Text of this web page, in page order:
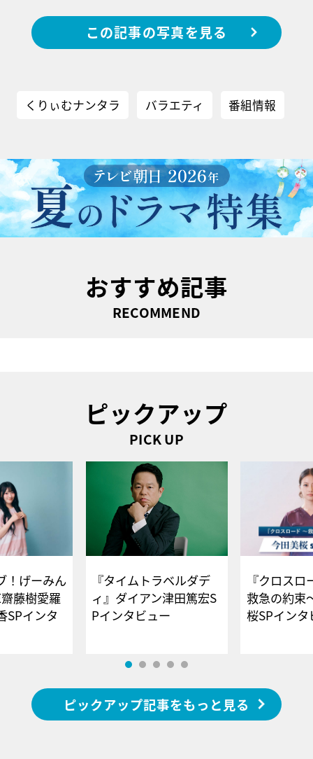
この記事の写真を見る
くりぃむナンタラ バラエティ 番組情報
おすすめ記事
RECOMMEND
ピックアップ
PICK UP
！げーみん
藤樹愛羅
SPインタ
『タイムトラベルダデ
ィ』ダイアン津田篤宏S
Pインタビュー
『クロス
救急の約束
桜SPイ
ピックアップ記事をもっと見る